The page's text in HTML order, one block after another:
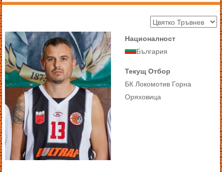
Националност
България
Текущ Отбор
БК Локомотив Горна
Оряховица